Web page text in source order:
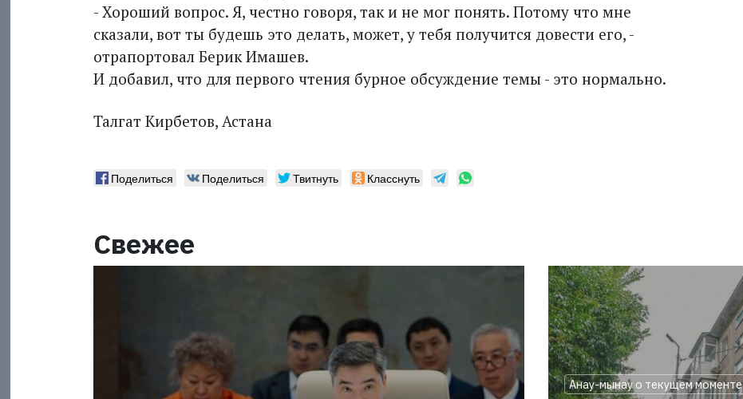
- Хороший вопрос. Я, честно говоря, так и не мог понять. Потому что мне
сказали, вот ты будешь это делать, может, у тебя получится довести его, -
отрапортовал Берик Имашев.
И добавил, что для первого чтения бурное обсуждение темы - это нормально.
Талгат Кирбетов, Астана
Поделиться Поделиться Твитнуть Класснуть
Свежее
Анау-мынау о текущем моменте